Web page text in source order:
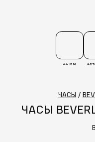
44 мм
ЧАСЫ /
ЧАСЫ